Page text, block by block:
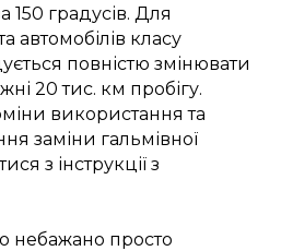
150 градусів. Для
автомобілів класу
повністю змінювати
20 тис. км пробігу.
використання та
заміни гальмівної
з інструкції з
небажано просто